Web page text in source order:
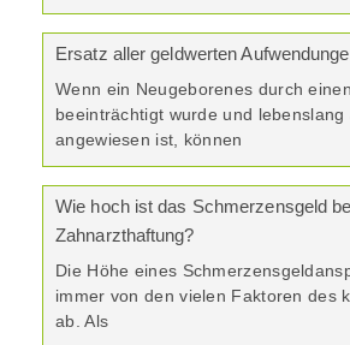
Ersatz aller geldwerten
Wenn ein Neugeborenes durch
beeinträchtigt wurde und lebenslang
angewiesen ist, können
Wie hoch ist das Schmerzensgeld
Zahnarzthaftung?
Die Höhe eines
immer von den vielen Faktoren des
ab. Als